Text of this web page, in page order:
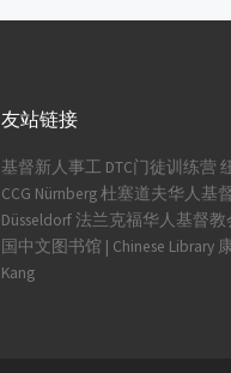
友站链接
基督新人事工 DTC门徒训练营
CCG Nürnberg杜塞道夫华人基
Düsseldorf法兰克福华人基督教
国中文图书馆 | Chinese Library
Kang